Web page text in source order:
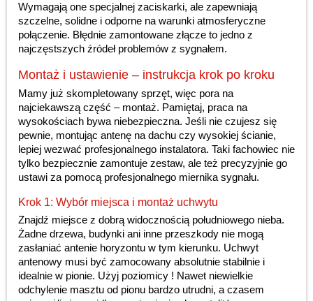
Wymagają one specjalnej zaciskarki, ale zapewniają
szczelne, solidne i odporne na warunki atmosferyczne
połączenie. Błędnie zamontowane złącze to jedno z
najczęstszych źródeł problemów z sygnałem.
Montaż i ustawienie – instrukcja krok po kroku
Mamy już skompletowany sprzęt, więc pora na
najciekawszą część – montaż. Pamiętaj, praca na
wysokościach bywa niebezpieczna. Jeśli nie czujesz się
pewnie, montując antenę na dachu czy wysokiej ścianie,
lepiej wezwać profesjonalnego instalatora. Taki fachowiec nie
tylko bezpiecznie zamontuje zestaw, ale też precyzyjnie go
ustawi za pomocą profesjonalnego miernika sygnału.
Krok 1: Wybór miejsca i montaż uchwytu
Znajdź miejsce z dobrą widocznością południowego nieba.
Żadne drzewa, budynki ani inne przeszkody nie mogą
zasłaniać antenie horyzontu w tym kierunku. Uchwyt
antenowy musi być zamocowany absolutnie stabilnie i
idealnie w pionie. Użyj poziomicy ! Nawet niewielkie
odchylenie masztu od pionu bardzo utrudni, a czasem